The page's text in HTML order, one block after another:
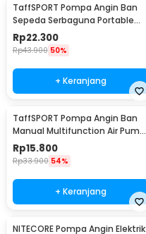
TaffSPORT Pompa Angin Ban
Sepeda Serbaguna Portable
Pump 95 PSI - PM60
Rp22.300
Rp43.900 50%
+ Keranjang
TaffSPORT Pompa Angin Ban
Manual Multifunction Air Pump
120 PSI - PM12
Rp15.800
Rp33.900 54%
+ Keranjang
NITECORE Pompa Angin Elektrik